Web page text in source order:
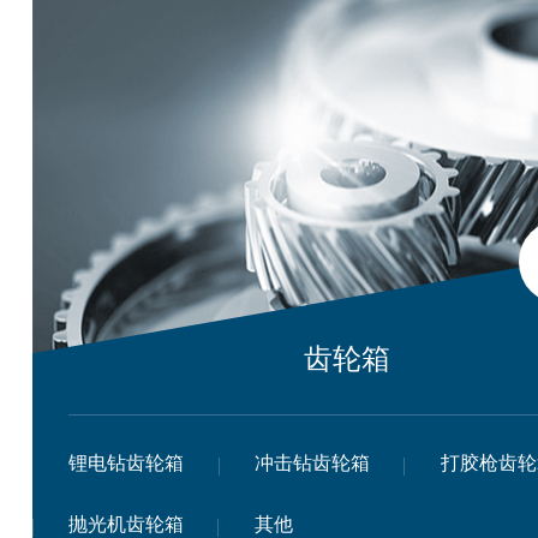
齿轮箱
锂电钻齿轮箱 冲击钻齿轮箱 打胶枪齿
抛光机齿轮箱 其他